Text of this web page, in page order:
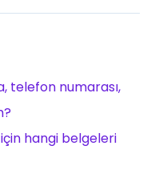
telefon numarası,
hangi belgeleri